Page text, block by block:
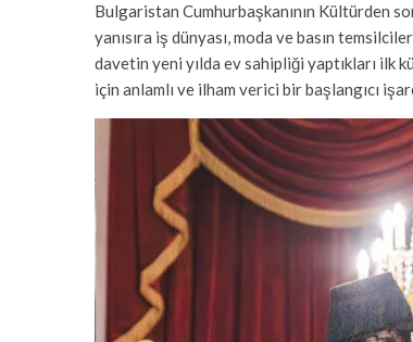
Bulgaristan Cumhurbaşkanının Kültürden
yanısıra iş dünyası, moda ve basın
davetin yeni yılda ev sahipliği yaptıkları
için anlamlı ve ilham verici bir başlangıcı